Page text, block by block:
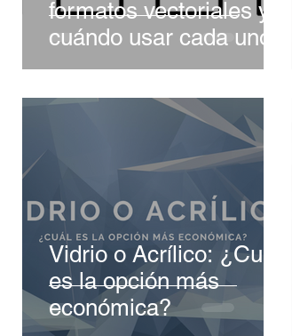
formatos vectoriales y
cuándo usar cada uno?
Vidrio o Acrílico: ¿Cuál
es la opción más
económica?